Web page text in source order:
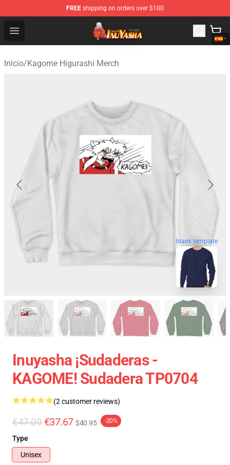
FREE shipping on orders over $100
Open menu
Inuyasha Store - Official Inuyasha Merchandise Shop
Inicio/Kagome Higurashi Merch
blank template
Inuyasha ¡Sudaderas -
KAGOME! Sudadera TP0704
(2 customer reviews)
€47.09 €37.67 $40.95 -20%
Type
Unisex